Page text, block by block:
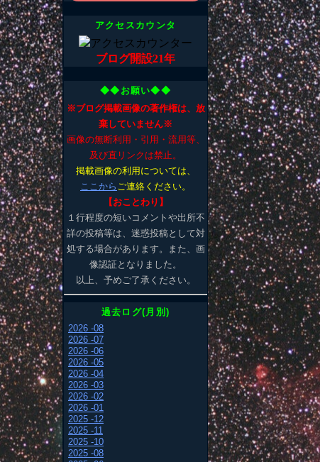
アクセスカウンタ
ブログ開設21年
◆◆お願い◆◆
※ブログ掲載画像の著作権は、放
棄していません※
画像の無断利用・引用・流用等、
及び直リンクは禁止。
掲載画像の利用については、
ここから ご連絡ください。
【おことわり】
１行程度の短いコメントや出所不
詳の投稿等は、迷惑投稿として対
処する場合があります。また、画
像認証となりました。
以上、予めご了承ください。
過去ログ(月別)
2026 -08
2026 -07
2026 -06
2026 -05
2026 -04
2026 -03
2026 -02
2026 -01
2025 -12
2025 -11
2025 -10
2025 -08